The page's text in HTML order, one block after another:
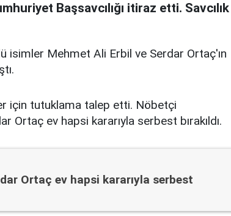
Başsavcılığı itiraz etti. Savcılık
isimler Mehmet Ali Erbil ve Serdar Ortaç'ın
için tutuklama talep etti. Nöbetçi
Ortaç ev hapsi kararıyla serbest bırakıldı.
Ortaç ev hapsi kararıyla serbest